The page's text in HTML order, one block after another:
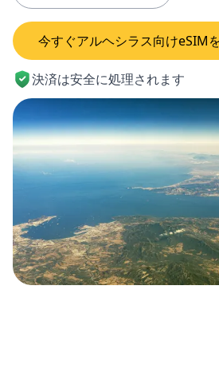
今すぐアルヘシラス向けeSIM
決済は安全に処理されます